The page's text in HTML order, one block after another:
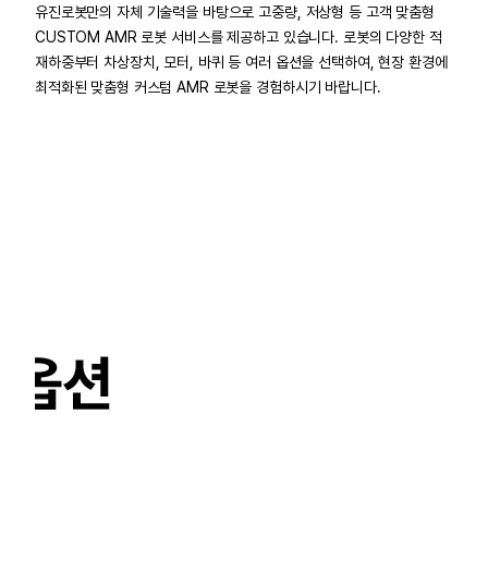
유진로봇만의 자체 기술력을 바탕으로 고중량, 저상형 등 고객 맞춤형
CUSTOM AMR 로봇 서비스를 제공하고 있습니다. 로봇의 다양한 적
재하중부터 차상장치, 모터, 바퀴 등 여러 옵션을 선택하여, 현장 환경에
최적화된 맞춤형 커스텀 AMR 로봇을 경험하시기 바랍니다.